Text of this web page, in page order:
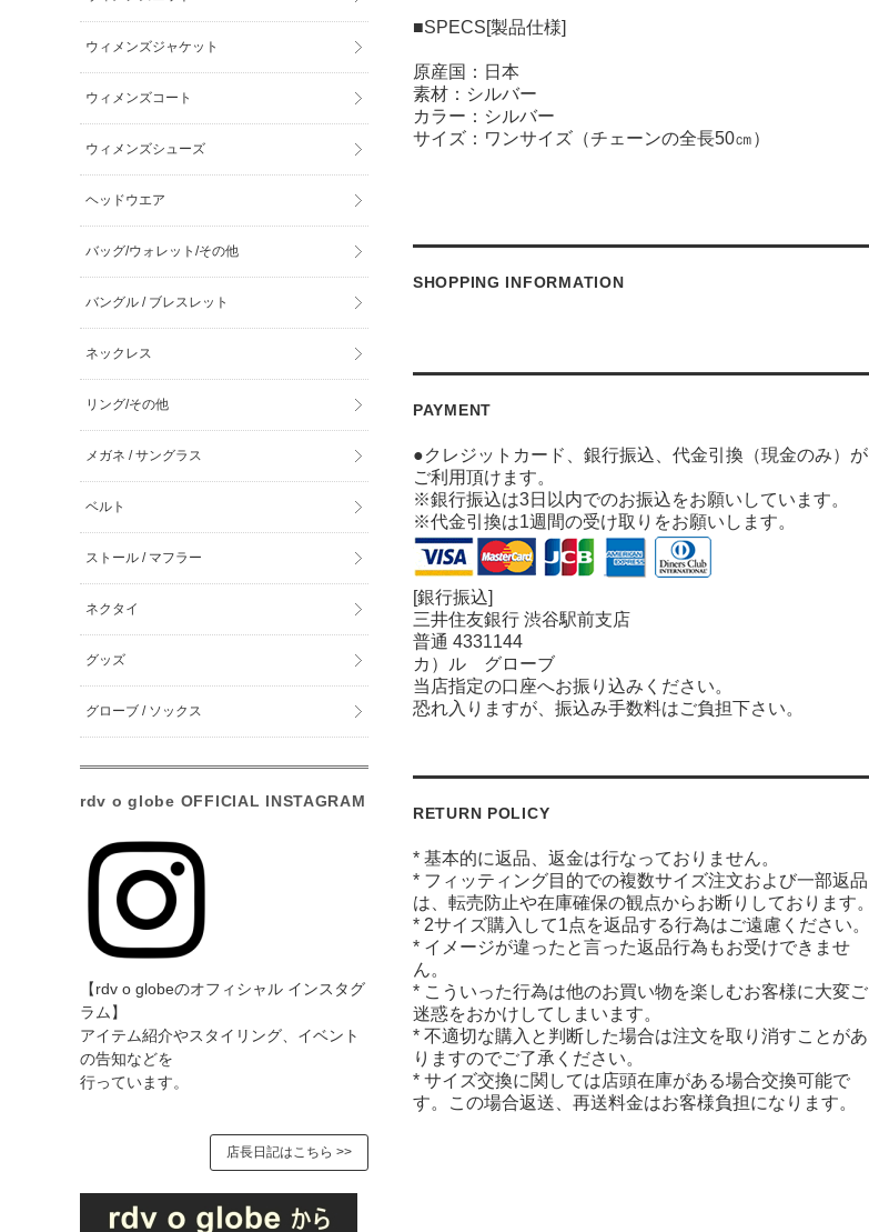
■SPECS[製品仕様]
原産国：日本
素材：シルバー
カラー：シルバー
サイズ：ワンサイズ（チェーンの全長50㎝）
SHOPPING INFORMATION
PAYMENT
●クレジットカード、銀行振込、代金引換（現金のみ）が
ご利用頂けます。
※銀行振込は3日以内でのお振込をお願いしています。
※代金引換は1週間の受け取りをお願いします。
[銀行振込]
三井住友銀行 渋谷駅前支店
普通 4331144
カ）ル グローブ
当店指定の口座へお振り込みください。
恐れ入りますが、振込み手数料はご負担下さい。
RETURN POLICY
* 基本的に返品、返金は行なっておりません。
* フィッティング目的での複数サイズ注文および一部返品
は、転売防止や在庫確保の観点からお断りしております。
* 2サイズ購入して1点を返品する行為はご遠慮ください。
* イメージが違ったと言った返品行為もお受けできませ
ん。
* こういった行為は他のお買い物を楽しむお客様に大変ご
迷惑をおかけしてしまいます。
* 不適切な購入と判断した場合は注文を取り消すことがあ
りますのでご了承ください。
* サイズ交換に関しては店頭在庫がある場合交換可能で
す。この場合返送、再送料金はお客様負担になります。
ウィメンズジャケット
ウィメンズコート
ウィメンズシューズ
ヘッドウエア
バッグ/ウォレット/その他
バングル / ブレスレット
ネックレス
リング/その他
メガネ / サングラス
ベルト
ストール / マフラー
ネクタイ
グッズ
グローブ / ソックス
rdv o globe OFFICIAL INSTAGRAM
【rdv o globeのオフィシャル インスタグ
ラム】
アイテム紹介やスタイリング、イベント
の告知などを
行っています。
店長日記はこちら >>